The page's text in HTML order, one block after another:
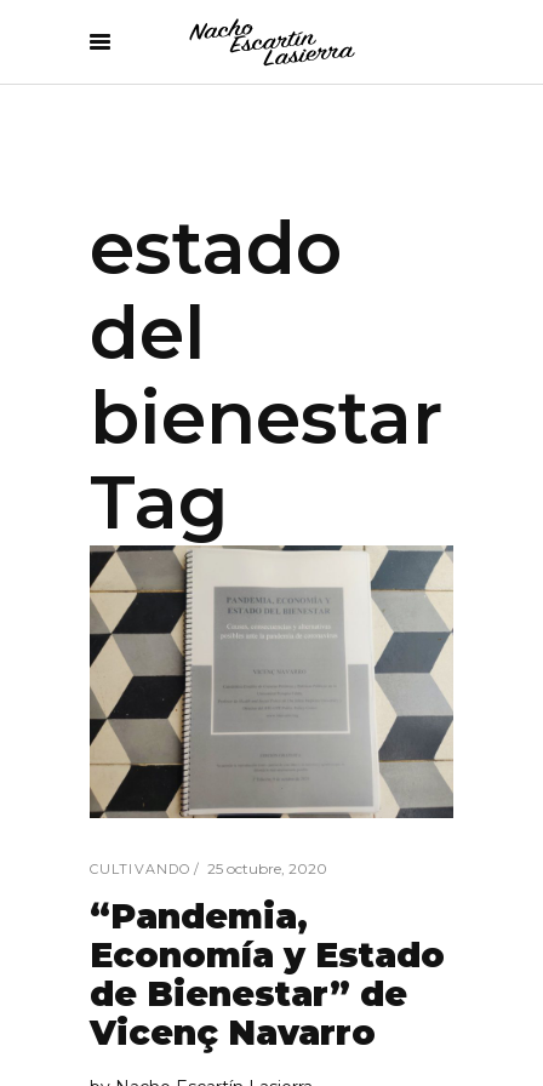
estado
del
bienestar
Tag
CULTIVANDO 25 octubre, 2020
“Pandemia,
Economía y Estado
de Bienestar” de
Vicenç Navarro